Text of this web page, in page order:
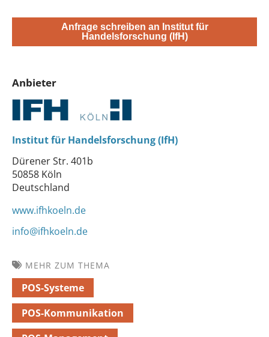
Anfrage schreiben an Institut für
Handelsforschung (IfH)
Anbieter
Institut für Handelsforschung (IfH)
Dürener Str. 401b
50858 Köln
Deutschland
www.ifhkoeln.de
info@ifhkoeln.de
MEHR ZUM THEMA
POS-Systeme
POS-Kommunikation